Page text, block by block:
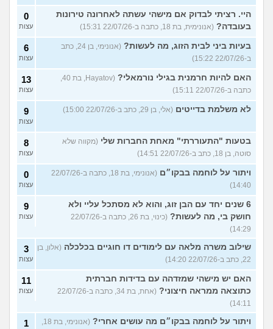
היי. רציתי לבדוק אם מישהי עשתה לאחרונה טירונות
בעובדה? (אנונימית, בת 18, כתבה ב-22/07/26 15:31)
0
עצות
בעיות ביני לבית הזוג, מה לעשות?
(אנונימי, בן 24, כתב
ב-22/07/26 15:22)
6
עצות
האם להיות חרמנית בגילי נורמאלי?
(Hayatov, בת 40,
כתבה ב-22/07/26 15:11)
13
עצות
לא משלמת בדייטים (אלי, בן 29, כתב ב-22/07/26 15:00) 9
עצות
בטעות "התעוררתי" מאחת החברות שלי (מקווה שלא
סוטה, בן 18, כתב ב-22/07/26 14:51)
8
עצות
ויתור על לוחמה בבקו״ם
(אנונימי, בת 18, כתבה ב-22/07/26
14:40)
0
עצות
6 שנים יחד עם הבן זוג, והוא לא מסתכל עליי ולא
חושק בי, מה לעשות?
(כינוי, בת 26, כתבה ב-22/07/26
14:29)
9
עצות
שילוב משרה מלאה עם לימודים דו חוגיים בכלכלה (אלון, בן
22, כתב ב-22/07/26 14:20)
3
עצות
האם יש מישהי שמזדהה עם בדידות חברתית
כתוצאה ממראה חיצוני?
(אחת, בת 34, כתבה ב-22/07/26
14:11)
11
עצות
ויתור על לוחמה בבקו״ם מה עושים אחרי?
(אנונימי, בת 18,
1